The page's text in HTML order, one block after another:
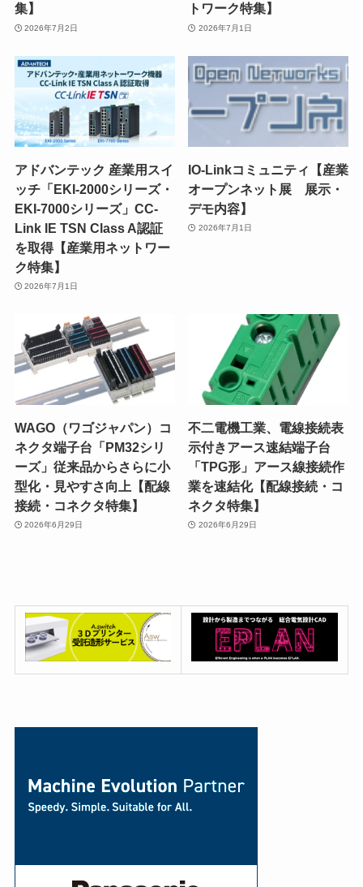
集】
2026年7月2日
トワーク特集】
2026年7月1日
アドバンテック 産業用スイ
ッチ「EKI-2000シリーズ・
EKI-7000シリーズ」CC-
Link IE TSN Class A認証
を取得【産業用ネットワー
ク特集】
2026年7月1日
IO-Linkコミュニティ【産業
オープンネット展 展示・
デモ内容】
2026年7月1日
WAGO（ワゴジャパン）コ
ネクタ端子台「PM32シリ
ーズ」従来品からさらに小
型化・見やすさ向上【配線
接続・コネクタ特集】
2026年6月29日
不二電機工業、電線接続表
示付きアース速結端子台
「TPG形」アース線接続作
業を速結化【配線接続・コ
ネクタ特集】
2026年6月29日